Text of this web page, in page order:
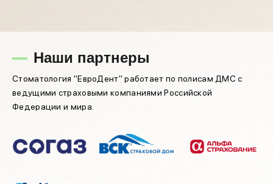
Наши партнеры
Стоматология "ЕвроДент" работает по полисам ДМС с
ведущими страховыми компаниями Российской
Федерации и мира.